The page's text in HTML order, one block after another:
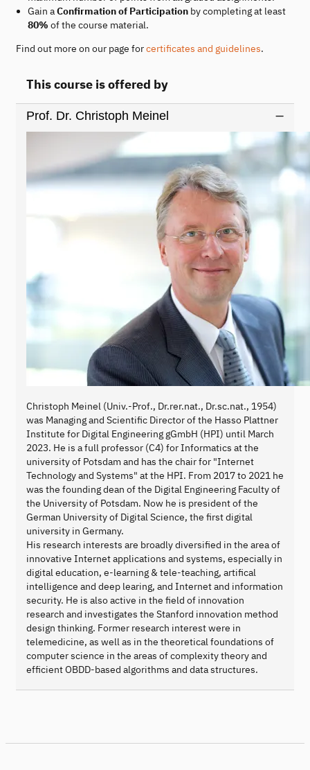
Gain aConfirmation of Participationby completing at least
80% of the course material.
Find out more on our page forcertificates and guidelines.
This course is offered by
Prof. Dr. Christoph Meinel
Christoph Meinel (Univ.-Prof., Dr.rer.nat., Dr.sc.nat., 1954)
was Managing and Scientific Director of the Hasso Plattner
Institute for Digital Engineering gGmbH (HPI) until March
2023. He is a full professor (C4) for Informatics at the
university of Potsdam and has the chair for "Internet
Technology and Systems" at the HPI. From 2017 to 2021 he
was the founding dean of the Digital Engineering Faculty of
the University of Potsdam. Now he is president of the
German University of Digital Science, the first digital
university in Germany.
His research interests are broadly diversified in the area of
innovative Internet applications and systems, especially in
digital education, e-learning & tele-teaching, artifical
intelligence and deep learing, and Internet and information
security. He is also active in the field of innovation
research and investigates the Stanford innovation method
design thinking. Former research interest were in
telemedicine, as well as in the theoretical foundations of
computer science in the areas of complexity theory and
efficient OBDD-based algorithms and data structures.